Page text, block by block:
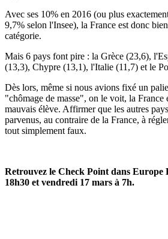
Avec ses 10% en 2016 (ou plus
9,7% selon l'Insee), la France est donc
catégorie.
Mais 6 pays font pire : la Grèce (23,6),
(13,3), Chypre (13,1), l'Italie (11,7) et le
Dès lors, même si nous avions fixé un
"chômage de masse", on le voit, la France
mauvais élève. Affirmer que les autres
parvenus, au contraire de la France, à
tout simplement faux.
Retrouvez le Check Point dans Europe
18h30 et vendredi 17 mars à 7h.